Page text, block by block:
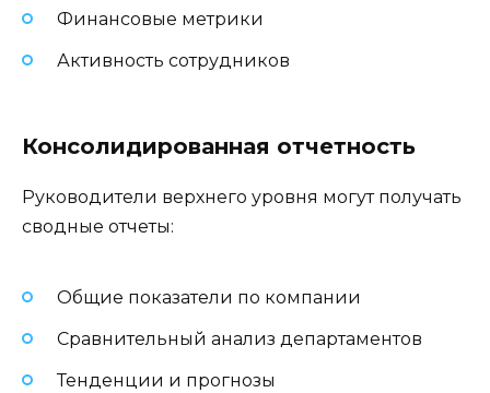
Финансовые метрики
Активность сотрудников
Консолидированная отчетность
Руководители верхнего уровня могут получать
сводные отчеты:
Общие показатели по компании
Сравнительный анализ департаментов
Тенденции и прогнозы